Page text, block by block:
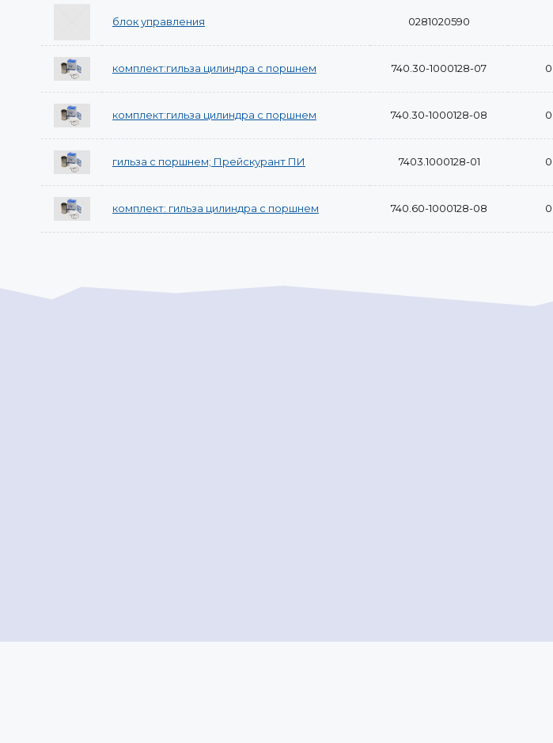
блок управления 0281020590
комплект:гильза цилиндра с поршнем 740.30-1000128-07
комплект:гильза цилиндра с поршнем 740.30-1000128-08
гильза с поршнем; Прейскурант ПИ 7403.1000128-01
комплект: гильза цилиндра с поршнем 740.60-1000128-08